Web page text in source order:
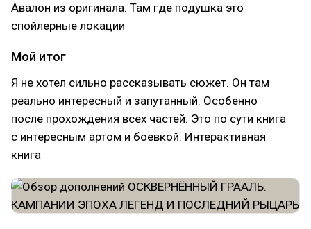
Авалон из оригинала. Там где подушка это
спойлерные локации
Мой итог
Я не хотел сильно рассказывать сюжет. Он там
реально интересный и запутанный. Особенно
после прохождения всех частей. Это по сути книга
с интересным артом и боевкой. Интерактивная
книга